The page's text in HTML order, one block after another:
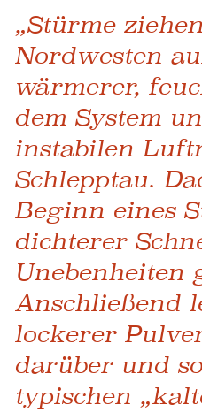
„Stürme
Nordwesten
wärmerer,
dem System
instabilen
Schlepptau.
Beginn eines
dichterer
Unebenheiten
Anschließend
lockerer
darüber und
typischen